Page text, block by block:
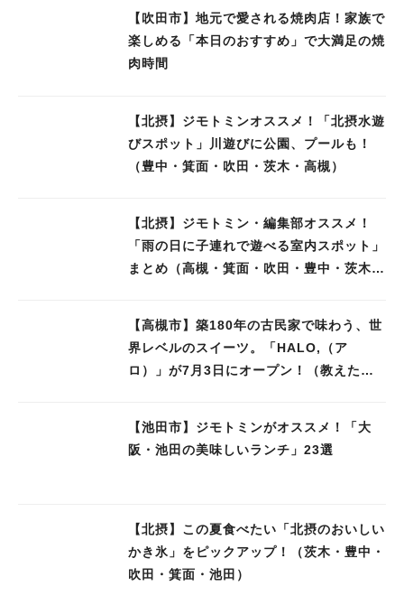
【吹田市】地元で愛される焼肉店！家族で
楽しめる「本日のおすすめ」で大満足の焼
肉時間
【北摂】ジモトミンオススメ！「北摂水遊
びスポット」川遊びに公園、プールも！
（豊中・箕面・吹田・茨木・高槻）
【北摂】ジモトミン・編集部オススメ！
「雨の日に子連れで遊べる室内スポット」
まとめ（高槻・箕面・吹田・豊中・茨木・
【高槻市】築180年の古民家で味わう、世
界レベルのスイーツ。「HALO,（ア
ロ）」が7月3日にオープン！（教えたい/
【池田市】ジモトミンがオススメ！「大
阪・池田の美味しいランチ」23選
【北摂】この夏食べたい「北摂のおいしい
かき氷」をピックアップ！（茨木・豊中・
吹田・箕面・池田）